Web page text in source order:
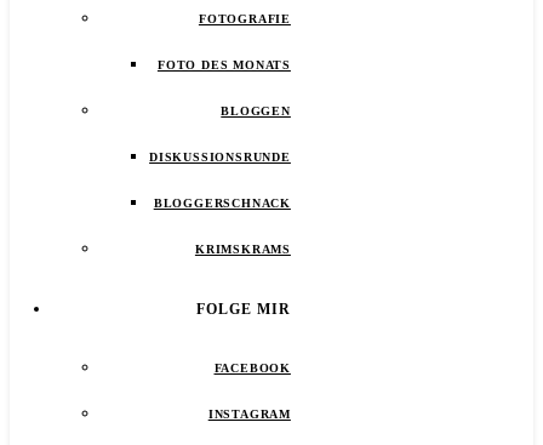
FOTOGRAFIE
FOTO DES MONATS
BLOGGEN
DISKUSSIONSRUNDE
BLOGGERSCHNACK
KRIMSKRAMS
FOLGE MIR
FACEBOOK
INSTAGRAM